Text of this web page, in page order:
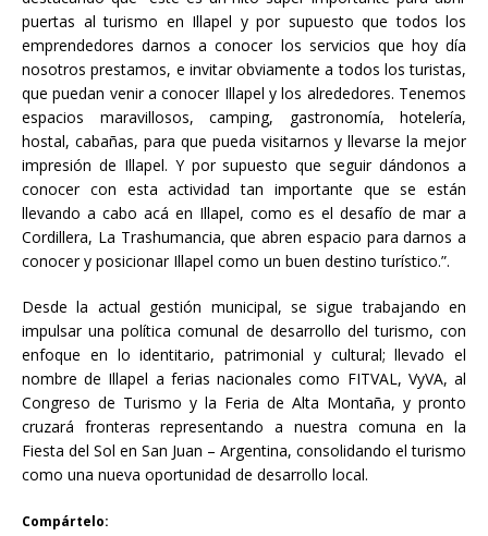
puertas al turismo en Illapel y por supuesto que todos los
emprendedores darnos a conocer los servicios que hoy día
nosotros prestamos, e invitar obviamente a todos los turistas,
que puedan venir a conocer Illapel y los alrededores. Tenemos
espacios maravillosos, camping, gastronomía, hotelería,
hostal, cabañas, para que pueda visitarnos y llevarse la mejor
impresión de Illapel. Y por supuesto que seguir dándonos a
conocer con esta actividad tan importante que se están
llevando a cabo acá en Illapel, como es el desafío de mar a
Cordillera, La Trashumancia, que abren espacio para darnos a
conocer y posicionar Illapel como un buen destino turístico.”.
Desde la actual gestión municipal, se sigue trabajando en
impulsar una política comunal de desarrollo del turismo, con
enfoque en lo identitario, patrimonial y cultural; llevado el
nombre de Illapel a ferias nacionales como FITVAL, VyVA, al
Congreso de Turismo y la Feria de Alta Montaña, y pronto
cruzará fronteras representando a nuestra comuna en la
Fiesta del Sol en San Juan – Argentina, consolidando el turismo
como una nueva oportunidad de desarrollo local.
Compártelo: